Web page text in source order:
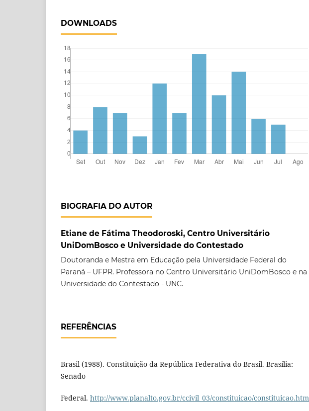
DOWNLOADS
BIOGRAFIA DO AUTOR
Etiane de Fátima Theodoroski, Centro Universitário
UniDomBosco e Universidade do Contestado
Doutoranda e Mestra em Educação pela Universidade Federal do
Paraná – UFPR. Professora no Centro Universitário UniDomBosco e na
Universidade do Contestado - UNC.
REFERÊNCIAS
Brasil (1988). Constituição da República Federativa do Brasil. Brasília:
Senado
Federal. http://www.planalto.gov.br/ccivil_03/constituicao/constituicao.htm